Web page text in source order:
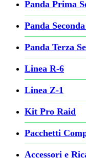
Panda Prima
Panda
Panda Terza
Linea R-6
Linea Z-1
Kit Pro Raid
Pacchetti
Accessori e